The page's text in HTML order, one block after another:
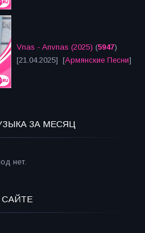
Vnas - Anvnas (2025) (5947)
[21.04.2025] [Армянские Песни]
ЗА МЕСЯЦ
нет.